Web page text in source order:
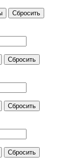
Сбросить
Сбросить
Сбросить
Сбросить